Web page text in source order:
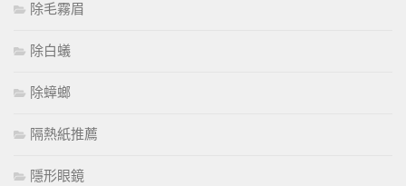
除毛霧眉
除白蟻
除蟑螂
隔熱紙推薦
隱形眼鏡